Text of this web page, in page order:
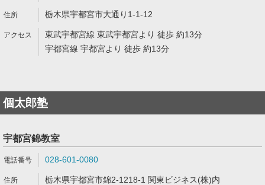
栃木県宇都宮市大通り1-1-12
東武宇都宮線 東武宇都宮より 徒歩 約13分
宇都宮線 宇都宮より 徒歩 約13分
個太郎塾
宇都宮錦教室
028-601-0080
栃木県宇都宮市錦2-1218-1 関東ビジネス(株)内